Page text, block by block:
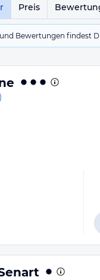
Preis
Bewertungen findest